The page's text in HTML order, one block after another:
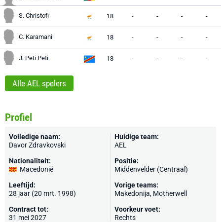
S. Christofi 18 - - - -
C. Karamani 18 - - - -
J. Peti Peti 18 - - - -
Alle AEL spelers
Profiel
Volledige naam:
Davor Zdravkovski
Nationaliteit:
Macedonië
Leeftijd:
28 jaar (20 mrt. 1998)
Contract tot:
31 mei 2027
Huidige team:
AEL
Positie:
Middenvelder (Centraal)
Vorige teams:
Makedonija, Motherwell
Voorkeur voet:
Rechts